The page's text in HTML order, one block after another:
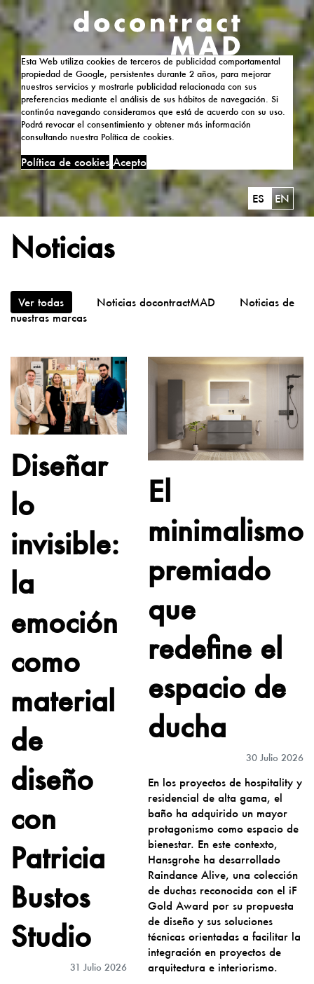
Esta Web utiliza cookies de terceros de publicidad comportamental
propiedad de Google, persistentes durante 2 años, para mejorar
nuestros servicios y mostrarle publicidad relacionada con sus
preferencias mediante el análisis de sus hábitos de navegación. Si
continúa navegando consideramos que está de acuerdo con su uso.
Podrá revocar el consentimiento y obtener más información
consultando nuestra Política de cookies.
Política de cookies Acepto
ES EN
Noticias
Ver todas Noticias docontractMAD
Noticias de
nuestras marcas
Diseñar
lo
invisible:
la
emoción
como
material
de
diseño
con
Patricia
Bustos
Studio
31 Julio 2026
El
minimalismo
premiado
que
redefine el
espacio de
ducha
30 Julio 2026
En los proyectos de hospitality y
residencial de alta gama, el
baño ha adquirido un mayor
protagonismo como espacio de
bienestar. En este contexto,
Hansgrohe ha desarrollado
Raindance Alive, una colección
de duchas reconocida con el iF
Gold Award por su propuesta
de diseño y sus soluciones
técnicas orientadas a facilitar la
integración en proyectos de
arquitectura e interiorismo.